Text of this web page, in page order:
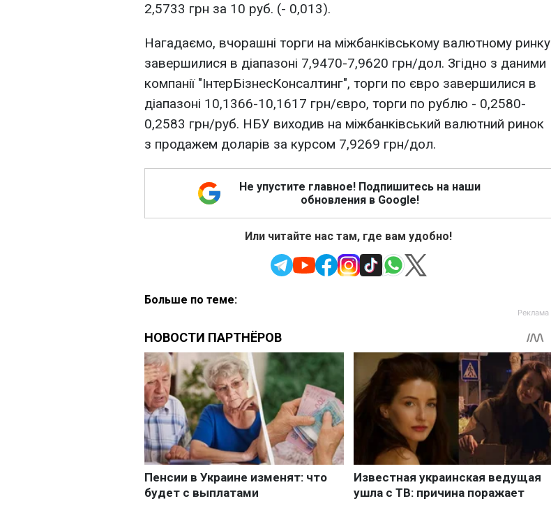
2,5733 грн за 10 руб. (- 0,013).
Нагадаємо, вчорашні торги на міжбанківському валютному ринку
завершилися в діапазоні 7,9470-7,9620 грн/дол. Згідно з даними
компанії "ІнтерБізнесКонсалтинг", торги по євро завершилися в
діапазоні 10,1366-10,1617 грн/євро, торги по рублю - 0,2580-
0,2583 грн/руб. НБУ виходив на міжбанківський валютний ринок
з продажем доларів за курсом 7,9269 грн/дол.
Не упустите главное! Подпишитесь на наши
обновления в Google!
Или читайте нас там, где вам удобно!
Больше по теме: